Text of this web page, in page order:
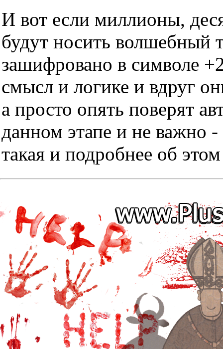
И вот если миллионы,
будут носить волшебный
зашифровано в символе
смысл и логике и вдруг
а просто опять поверят
данном этапе и не важно
такая и подробнее об